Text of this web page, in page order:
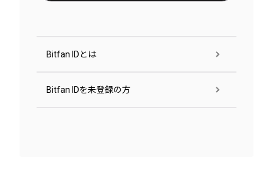
Bitfan IDとは
Bitfan IDを未登録の方